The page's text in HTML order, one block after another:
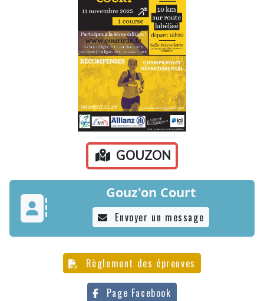
GOUZON
Gouz'on Court
Envoyer un message
Règlement des épreuves
Page Facebook